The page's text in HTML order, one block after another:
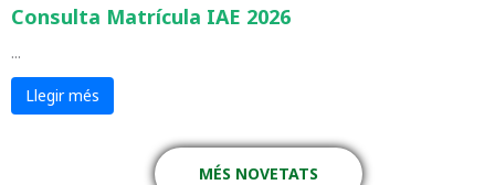
Consulta Matrícula IAE 2026
...
Llegir més
MÉS NOVETATS